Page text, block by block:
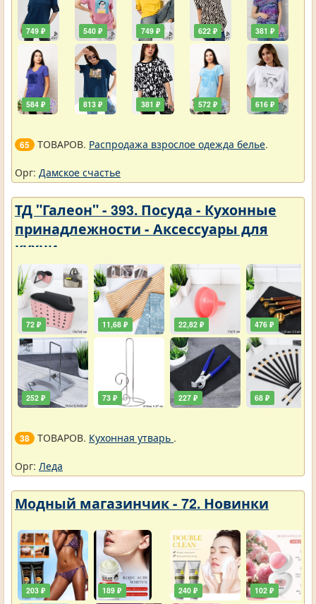
749 ₽
584 ₽
540 ₽
813 ₽
749 ₽
381 ₽
622 ₽
572 ₽
381 ₽
616 ₽
65 ТОВАРОВ. Распродажа взрослое одежда белье.
Орг: Дамское счастье
ТД "Галеон" - 393. Посуда - Кухонные
принадлежности - Аксессуары для
кухни
72 ₽
252 ₽
11,68 ₽
73 ₽
22,82 ₽
227 ₽
476 ₽
68 ₽
38 ТОВАРОВ. Кухонная утварь .
Орг: Леда
Модный магазинчик - 72. Новинки
203 ₽ 189 ₽ 240 ₽ 102 ₽